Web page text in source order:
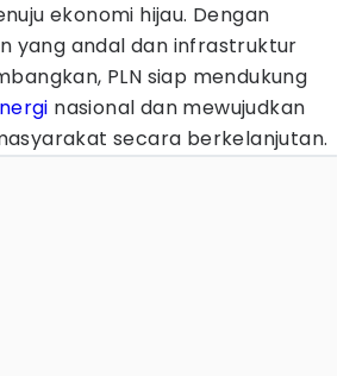
ekonomi hijau. Dengan
yang andal dan infrastruktur
PLN siap mendukung
nasional dan mewujudkan
secara berkelanjutan.